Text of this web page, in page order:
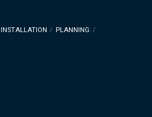
INSTALLATION
PLANNING